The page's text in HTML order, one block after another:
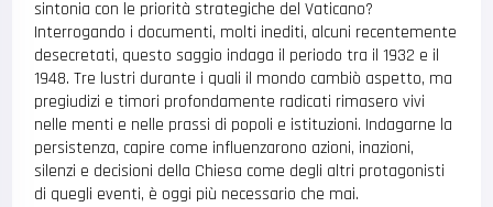
sintonia con le priorità strategiche del Vaticano?
Interrogando i documenti, molti inediti, alcuni recentemente
desecretati, questo saggio indaga il periodo tra il 1932 e il
1948. Tre lustri durante i quali il mondo cambiò aspetto, ma
pregiudizi e timori profondamente radicati rimasero vivi
nelle menti e nelle prassi di popoli e istituzioni. Indagarne la
persistenza, capire come influenzarono azioni, inazioni,
silenzi e decisioni della Chiesa come degli altri protagonisti
di quegli eventi, è oggi più necessario che mai.